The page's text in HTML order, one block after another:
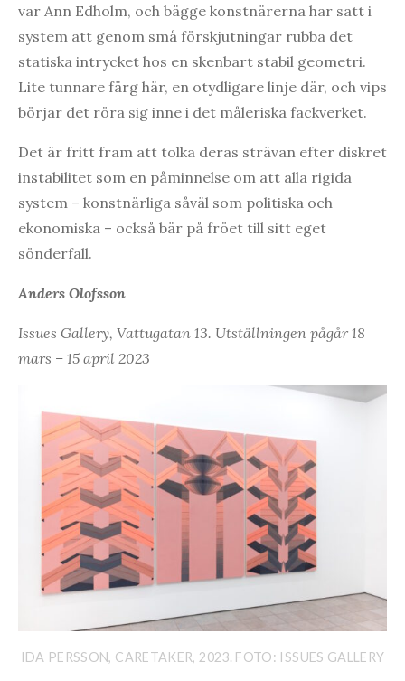
var Ann Edholm, och bägge konstnärerna har satt i
system att genom små förskjutningar rubba det
statiska intrycket hos en skenbart stabil geometri.
Lite tunnare färg här, en otydligare linje där, och vips
börjar det röra sig inne i det måleriska fackverket.
Det är fritt fram att tolka deras strävan efter diskret
instabilitet som en påminnelse om att alla rigida
system – konstnärliga såväl som politiska och
ekonomiska – också bär på fröet till sitt eget
sönderfall.
Anders Olofsson
Issues Gallery, Vattugatan 13. Utställningen pågår 18
mars – 15 april 2023
IDA PERSSON, CARETAKER, 2023. FOTO: ISSUES GALLERY